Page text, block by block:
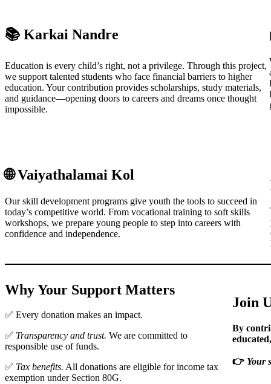
📚 Karkai Nandre
Education is every child’s right, not a privilege. Through this project,
we support talented students who face financial barriers to higher
education. Your contribution provides scholarships, study materials,
and guidance—opening doors to careers and dreams once thought
impossible.
🌐Vaiyathalamai Kol
Our skill development programs give youth the tools to succeed in
today’s competitive world. From vocational training to soft skills
workshops, we prepare young people to step into careers with
confidence and independence.
Why Your Support Matters
✅ Every donation makes an impact.
✅ Transparency and trust. We are committed to
responsible use of funds.
✅ Tax benefits. All donations are eligible for income tax
exemption under Section 80G.
Join
By
👉 Your